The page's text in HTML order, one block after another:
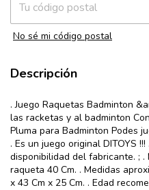
No sé mi código postal
Descripción
. Juego Raquetas Badminton
las racketas y al badminton
Pluma para Badminton Podes
. Es un juego original DITOYS
disponibilidad del fabricante. ;
raqueta 40 Cm. . Medidas
x 43 Cm x 25 Cm. . Edad